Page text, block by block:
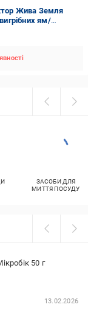
Жива Земля
ям/
біологічних
г (1890304665)
ЗАСОБИ ДЛЯ
МИТТЯ ПОСУДУ
50 г
13.02.2026